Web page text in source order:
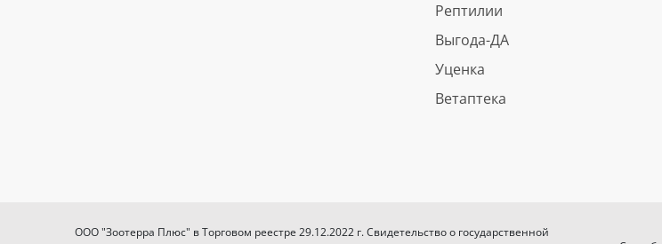
Рептилии
Выгода-ДА
Уценка
Ветаптека
ООО "Зоотерра Плюс" в Торговом реестре 29.12.2022 г. Свидетельство о государственной